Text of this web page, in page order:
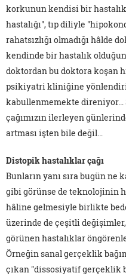
korkunun kendisi bir hastalık
hastalığı", tıp diliyle
rahatsızlığı olmadığı hâlde
kendinde bir hastalık
doktordan bu doktora koşan
psikiyatri kliniğine
kabullenmemekte direniyor…
çağımızın ilerleyen
artması işten bile değil…
Distopik hastalıklar çağı
Bunların yanı sıra bugün
gibi görünse de teknolojinin
hâline gelmesiyle birlikte
üzerinde de çeşitli
görünen hastalıklar
Örneğin sanal gerçeklik
çıkan "dissosiyatif gerçeklik